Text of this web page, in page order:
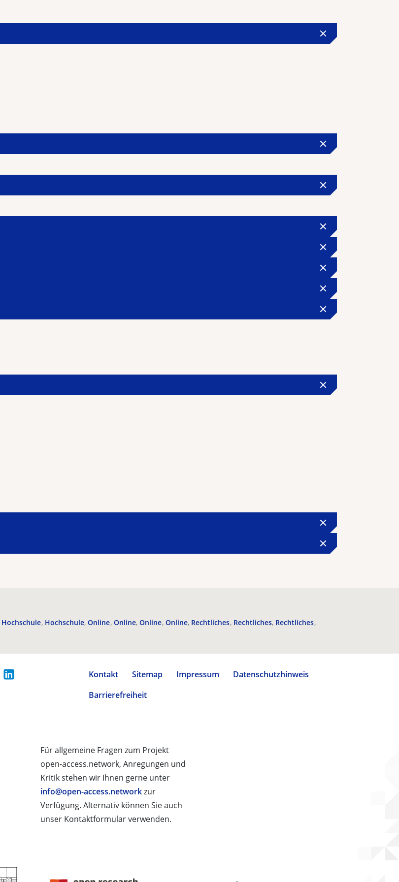
Hochschule Hochschule Online Online Online Online Rechtliches Rechtliches Rechtliches
Kontakt Sitemap Impressum
Datenschutzhinweis
Barrierefreiheit
Für allgemeine Fragen zum Projekt
open-access.network, Anregungen und
Kritik stehen wir Ihnen gerne unter
info@open-access.networkzur
Verfügung. Alternativ können Sie auch
unser Kontaktformular verwenden.